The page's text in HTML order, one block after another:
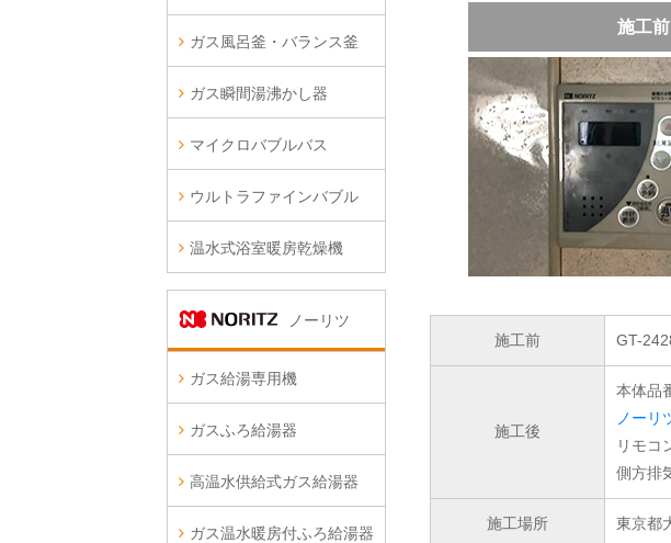
施工前
施工前 GT-
施工後
本体品
ノーリ
リモコ
側方排
施工場所 東京都
ガス風呂釜・バランス釜
ガス瞬間湯沸かし器
マイクロバブルバス
ウルトラファインバブル
温水式浴室暖房乾燥機
ノーリツ
ガス給湯専用機
ガスふろ給湯器
高温水供給式ガス給湯器
ガス温水暖房付ふろ給湯器